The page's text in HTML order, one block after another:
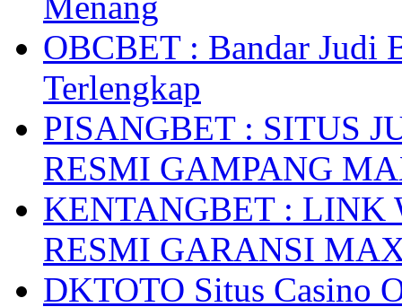
OBCBET : Bandar Judi
Terlengkap
PISANGBET : SITUS
RESMI GAMPANG
KENTANGBET : LINK
RESMI GARANSI
DKTOTO Situs Casino